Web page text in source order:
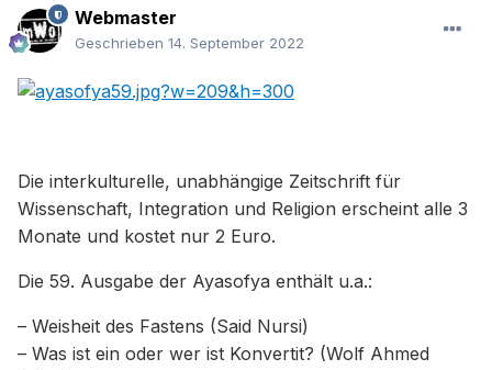
Webmaster
Geschrieben 14. September 2022
Die interkulturelle, unabhängige Zeitschrift für
Wissenschaft, Integration und Religion erscheint alle 3
Monate und kostet nur 2 Euro.
Die 59. Ausgabe der Ayasofya enthält u.a.:
– Weisheit des Fastens (Said Nursi)
– Was ist ein oder wer ist Konvertit? (Wolf Ahmed